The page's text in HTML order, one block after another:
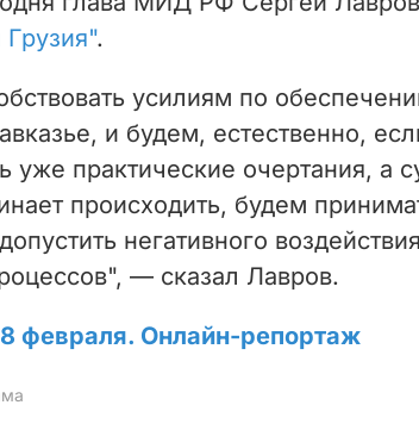
d
e
o
.
усилиям по
и будем, естественно,
уже практические очертания, а
происходить, будем
негативного
— сказал Лавров.
февраля. Онлайн-репортаж